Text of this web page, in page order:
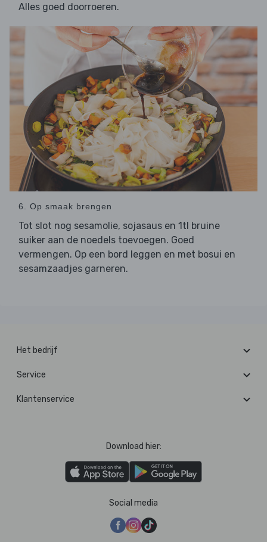
Alles goed doorroeren.
6. Op smaak brengen
Tot slot nog sesamolie, sojasaus en 1tl bruine
suiker aan de noedels toevoegen. Goed
vermengen. Op een bord leggen en met bosui en
sesamzaadjes garneren.
Het bedrijf
Service
Klantenservice
Download hier:
Social media